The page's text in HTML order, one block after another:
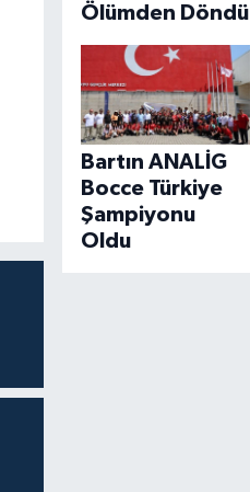
Ölümden Döndü
Bartın ANALİG
Bocce Türkiye
Şampiyonu
Oldu